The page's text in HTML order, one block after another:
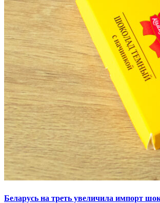
Беларусь на треть увеличила импорт